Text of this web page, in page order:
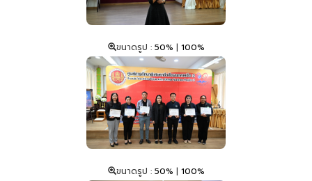
ขนาดรูป : 50% | 100%
ขนาดรูป : 50% | 100%